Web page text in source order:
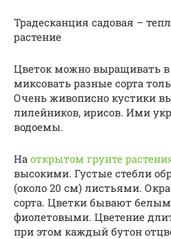
Традесканция садовая –
растение
Цветок можно выращивать
миксовать разные сорта
Очень живописно кустики
лилейников, ирисов. Ими
водоемы.
На открытом грунте
высокими. Густые стебли
(около 20 см) листьями.
сорта. Цветки бывают
фиолетовыми. Цветение
при этом каждый бутон